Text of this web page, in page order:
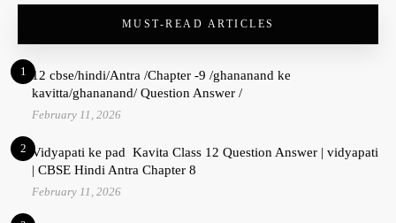
MUST-READ ARTICLES
1 12 cbse/hindi/Antra /Chapter -9 /ghananand ke
kavitta/ghananand/ Question Answer /
February 11, 2026
2 Vidyapati ke pad Kavita Class 12 Question Answer | vidyapati
| CBSE Hindi Antra Chapter 8
February 11, 2026